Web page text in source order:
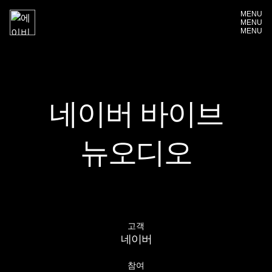
MENU
MENU
MENU
네이버 바이브
뉴오디오
고객
네이버
참여